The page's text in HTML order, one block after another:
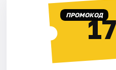
ПРОМОКОД